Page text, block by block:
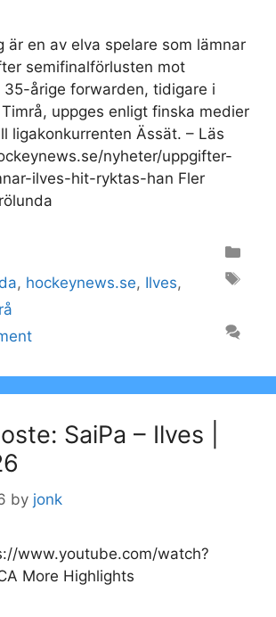
är en av elva spelare som lämnar
semifinalförlusten mot
35-årige forwarden, tidigare i
uppges enligt finska medier
ligakonkurrenten Ässät. – Läs
nyheter/uppgifter-
ilves-hit-ryktas-han Fler
, hockeynews.se, Ilves,
SaiPa – Ilves |
by jonk
www.youtube.com/watch?
More Highlights